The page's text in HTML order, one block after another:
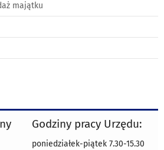
majątku
Godziny pracy Urzędu:
poniedziałek-piątek 7.30-15.30